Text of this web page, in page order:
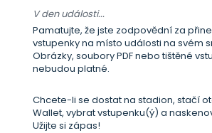
V den události...
Pamatujte, že jste zodpovědní za
vstupenky na místo události na svém
Obrázky, soubory PDF nebo tištěné
nebudou platné.
Chcete-li se dostat na stadion, stačí
Wallet, vybrat vstupenku(ý) a
Užijte si zápas!